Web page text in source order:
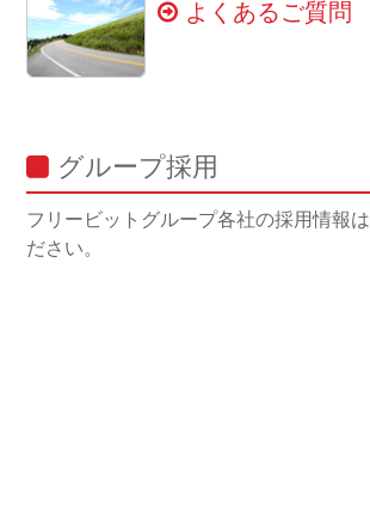
よくあるご質問
グループ採用
フリービットグループ各社の採用情報は
ださい。